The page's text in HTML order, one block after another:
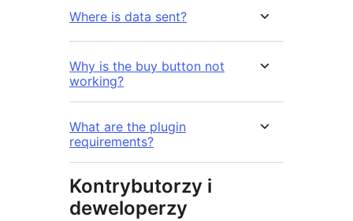
Where is data sent?
Why is the buy button not
working?
What are the plugin
requirements?
Kontrybutorzy i
deweloperzy